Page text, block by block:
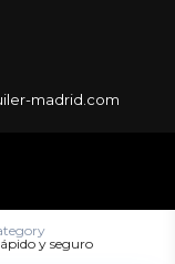
madrid.com
y seguro